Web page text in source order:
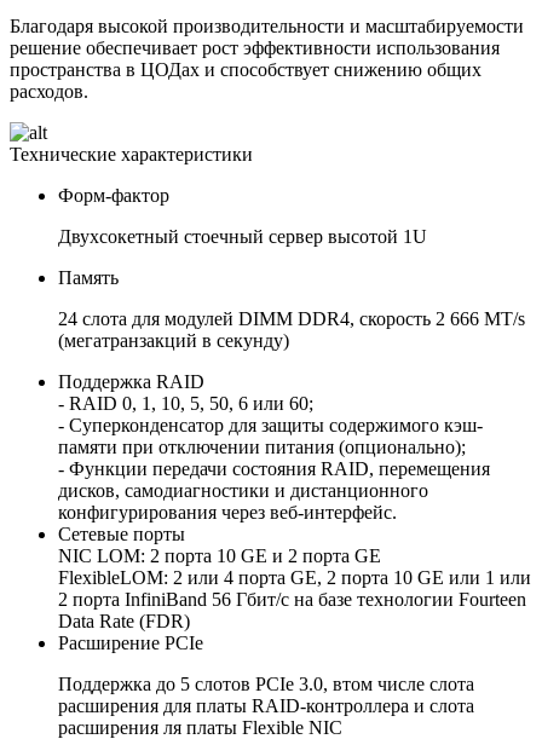
Благодаря высокой производительности и масштабируемости
решение обеспечивает рост эффективности использования
пространства в ЦОДах и способствует снижению общих
расходов.
Технические характеристики
Форм-фактор
Двухсокетный стоечный сервер высотой 1U
Память
24 слота для модулей DIMM DDR4, скорость 2 666 MT/s
(мегатранзакций в секунду)
Поддержка RAID
- RAID 0, 1, 10, 5, 50, 6 или 60;
- Суперконденсатор для защиты содержимого кэш-
памяти при отключении питания (опционально);
- Функции передачи состояния RAID, перемещения
дисков, самодиагностики и дистанционного
конфигурирования через веб-интерфейс.
Сетевые порты
NIC LOM: 2 порта 10 GE и 2 порта GE
FlexibleLOM: 2 или 4 порта GE, 2 порта 10 GE или 1 или
2 порта InfiniBand 56 Гбит/с на базе технологии Fourteen
Data Rate (FDR)
Расширение PCIe
Поддержка до 5 слотов PCIe 3.0, втом числе слота
расширения для платы RAID-контроллера и слота
расширения ля платы Flexible NIC